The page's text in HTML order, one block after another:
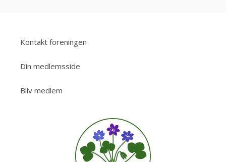
Kontakt foreningen
Din medlemsside
Bliv medlem